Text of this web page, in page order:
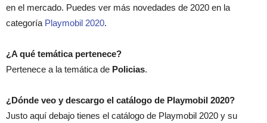
en el mercado. Puedes ver más novedades de 2020 en la
categoría Playmobil 2020.
¿A qué temática pertenece?
Pertenece a la temática de Policias.
¿Dónde veo y descargo el catálogo de Playmobil 2020?
Justo aquí debajo tienes el catálogo de Playmobil 2020 y su